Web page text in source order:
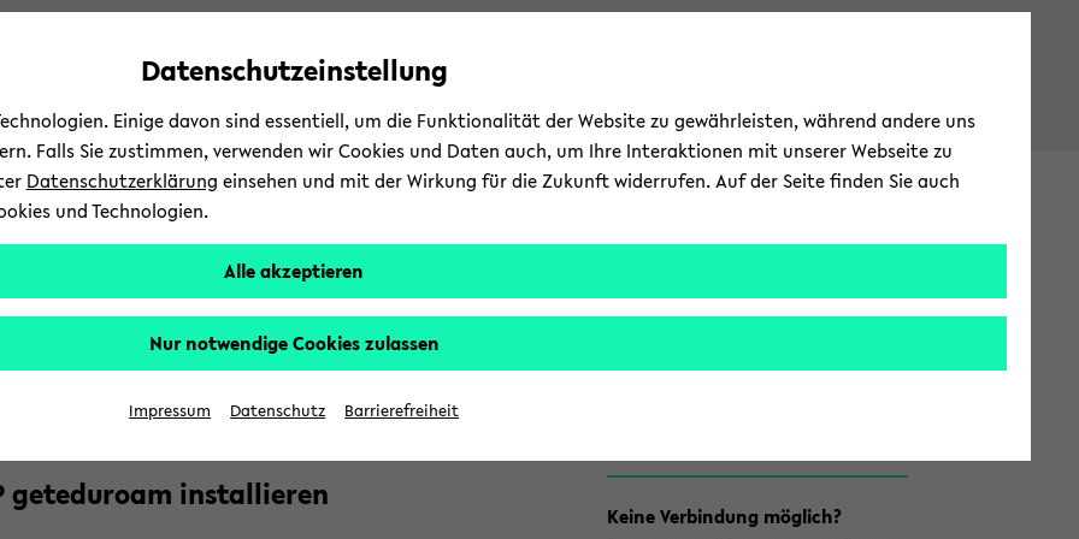
Automatische
vermeiden
zum
wechseln
zum
wechseln
zum
wechseln
Stu­di­um
LI­
SCHEN
unter iOS ein­rich­ten über ge­te­du­ro­am
Haupt­
Keine Ver­bin­dung mög­lich?
ge­te­du­ro­am in­stal­lie­ren
Datenschutzeinstellung
Einige davon sind essentiell, um die Funktionalität der Website zu gewährleisten, während andere uns
Falls Sie zustimmen, verwenden wir Cookies und Daten auch, um Ihre Interaktionen mit unserer Webseite zu
Datenschutzerklärung einsehen und mit der Wirkung für die Zukunft widerrufen. Auf der Seite finden Sie auch
und Technologien.
Alle akzeptieren
Nur notwendige Cookies zulassen
Impressum Datenschutz Barrierefreiheit